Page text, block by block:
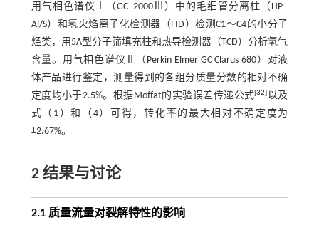
用气相色谱仪Ⅰ（GC‒2000Ⅲ）中的毛细管分离柱（HP‒
Al/S）和氢火焰离子化检测器（FID）检测C1～C4的小分子
烃类，用5A型分子筛填充柱和热导检测器（TCD）分析氢气
含量。用气相色谱仪Ⅱ（Perkin Elmer GC Clarus 680）对液
体产品进行鉴定，测量得到的各组分质量分数的相对不确
定度均小于2.5%。根据Moffat的实验误差传递公式[32] 以及
式（1）和（4）可得，转化率的最大相对不确定度为
±2.67%。
2 结果与讨论
2.1 质量流量对裂解特性的影响